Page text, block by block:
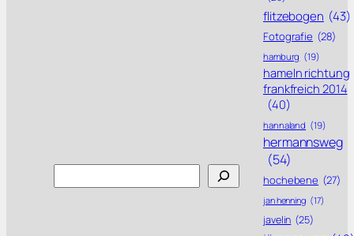
flitzebogen (43)
Fotografie (28)
hamburg (19)
hameln richtung
frankfreich 2014
(40)
hannaland (19)
hermannsweg
(54)
hochebene (27)
jan henning (17)
javelin (25)